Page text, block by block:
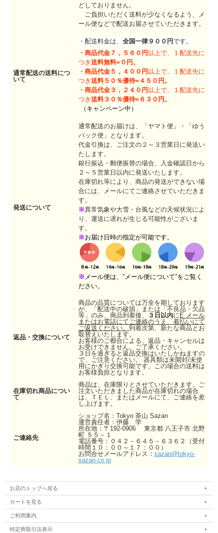
どしておりません。
ご負担いただく送料が少なくなるよう、メ
ール便などで配送お届させていただきます。
通常配送の送料につ
いて
・配送料金は、 全国一律９００円です。
・ 商品代金７，５６０円以上で、１配送先に
つき 送料無料=０円。
・ 商品代金５，４００円以上で、１配送先に
つき 送料５０％優待=４５０円。
・ 商品代金３，２４０円以上で、１配送先に
つき 送料３０％優待=６３０円。
（キャンペーン中）
発送について
通常配送のお届けは、「ヤマト便」・「ゆう
パック便」となります。
代金引換は、ご注文の２～３営業日に発送い
たします。
銀行振込・郵便振替の場合、入金確認日から
２～５営業日以内に発送いたします。
在庫切れ等により、商品の発送ができない場
合には、メールにてご連絡させていただきま
す。
※異常気象や大雪・台風などの天候状況によ
り、運送に遅れが生じる可能性がございま
す。
※お届け日時の指定が可能です。
※ メール便は、”メール便について”をご覧く
ださい。
返品・交換について
商品の品質については万全を期しております
が、「配送中の破損」または「不良品・欠品
等」のみ、商品到着後、
３日以内に E メール
またはお電話にてご連絡のうえ、着払いにて
ご返送ください。 到着次第、新たな商品とお
取替えいたします。
お客様のご都合による、返品・キャンセルは
お受けできません。ご了承ください。
３日を過ぎると返品交換はいたしかねますの
で、ご注意ください。 器具類は未開封/未使
用にかぎり交換可能です。この場合の送料は
お客様負担となります。
在庫切れ商品につい
て
商品は、在庫限りとさせていただきます。ご
注文いただきました商品が在庫切れの場合
は、ＴＥＬ、またはメールにて、ご連絡を差
し上げます。
ご連絡先
ショップ名：Tokyo 茶山 Sazan
運営責任者：伊藤 学
所在地：〒192-0906 東京都 八王子市 北野
町 ５５－１
電話番号：０４２－６４５－６３６２（受付
時間１０：００～１７：００）
お問合せメールアドレス： sazan@tokyo-
sazan.co.jp
お店のトップへ戻る
カートを見る
ご利用案内
特定商取引法表示